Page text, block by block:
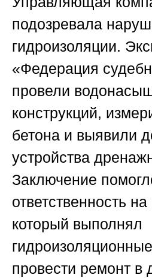
подозревала
гидроизоляции.
«Федерация
провели
конструкций,
бетона и выявили
устройства
Заключение
ответственность
который выполнял
провести ремонт в